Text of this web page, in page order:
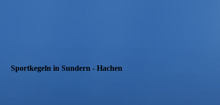
Sportkegeln in Sundern - Hachen